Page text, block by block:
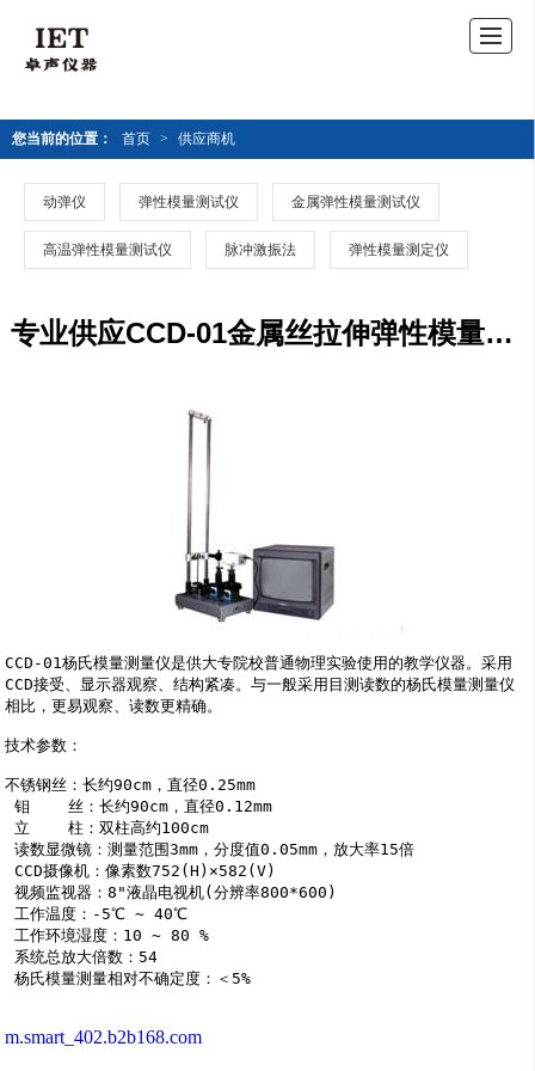
您当前的位置： 首页 > 供应商机
动弹仪 弹性模量测试仪 金属弹性模量测试仪
高温弹性模量测试仪 脉冲激振法 弹性模量测定仪
专业供应CCD-01金属丝拉伸弹性模量测试仪器
CCD-01杨氏模量测量仪是供大专院校普通物理实验使用的教学仪器。采用
CCD接受、显示器观察、结构紧凑。与一般采用目测读数的杨氏模量测量仪
相比，更易观察、读数更精确。
技术参数：
不锈钢丝：长约90cm，直径0.25mm
钼    丝：长约90cm，直径0.12mm
读数显微镜：测量范围3mm，分度值0.05mm，放大率15倍
CCD摄像机：像素数752(H)×582(V)
视频监视器：8"液晶电视机(分辨率800*600)
工作温度：-5℃ ~ 40℃
工作环境湿度：10 ~ 80 %
杨氏模量测量相对不确定度：＜5%
m.smart_402.b2b168.com